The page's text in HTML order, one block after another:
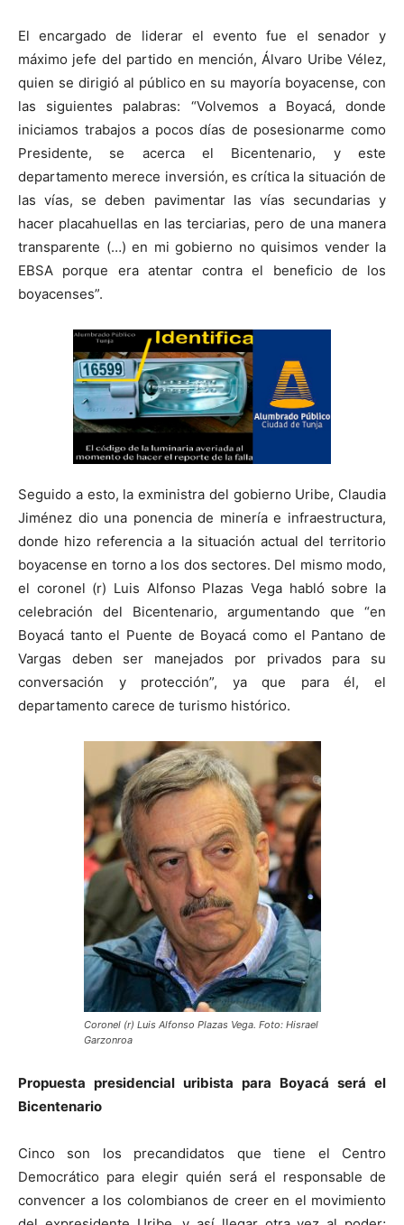
El encargado de liderar el evento fue el senador y
máximo jefe del partido en mención, Álvaro Uribe Vélez,
quien se dirigió al público en su mayoría boyacense, con
las siguientes palabras: “Volvemos a Boyacá, donde
iniciamos trabajos a pocos días de posesionarme como
Presidente, se acerca el Bicentenario, y este
departamento merece inversión, es crítica la situación de
las vías, se deben pavimentar las vías secundarias y
hacer placahuellas en las terciarias, pero de una manera
transparente (…) en mi gobierno no quisimos vender la
EBSA porque era atentar contra el beneficio de los
boyacenses”.
Seguido a esto, la exministra del gobierno Uribe, Claudia
Jiménez dio una ponencia de minería e infraestructura,
donde hizo referencia a la situación actual del territorio
boyacense en torno a los dos sectores. Del mismo modo,
el coronel (r) Luis Alfonso Plazas Vega habló sobre la
celebración del Bicentenario, argumentando que “en
Boyacá tanto el Puente de Boyacá como el Pantano de
Vargas deben ser manejados por privados para su
conversación y protección”, ya que para él, el
departamento carece de turismo histórico.
Coronel (r) Luis Alfonso Plazas Vega. Foto: Hisrael
Garzonroa
Propuesta presidencial uribista para Boyacá será el
Bicentenario
Cinco son los precandidatos que tiene el Centro
Democrático para elegir quién será el responsable de
convencer a los colombianos de creer en el movimiento